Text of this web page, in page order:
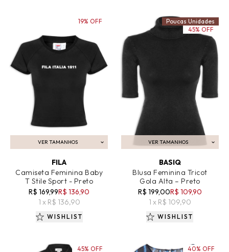
VER TAMANHOS
ADICIONAR AO CARRINHO
FILA
Camiseta Feminina Baby
T Stile Sport - Preto
R$ 169,99R$ 136,90
1 x R$ 136,90
19% OFF
WISHLIST
VER TAMANHOS
ADICIONAR AO CARRINHO
BASIQ
Blusa Feminina Tricot
Gola Alta – Preto
R$ 199,00R$ 109,90
1 x R$ 109,90
Poucas Unidades
45% OFF
WISHLIST
45% OFF 40% OFF